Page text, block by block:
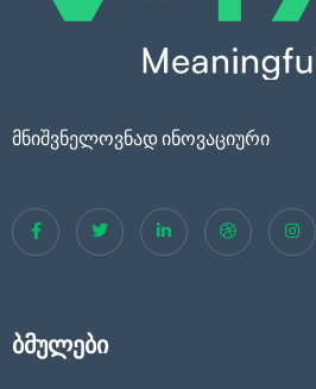
მნიშვნელოვნად ინოვაციური
ბმულები